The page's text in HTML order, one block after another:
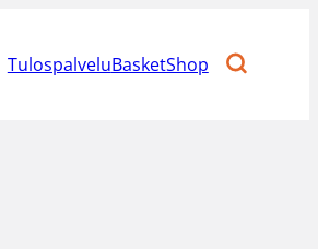
TulospalveluBasketShop